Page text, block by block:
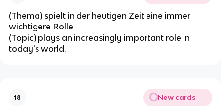
(Thema) spielt in der heutigen Zeit eine immer
wichtigere Rolle.
(Topic) plays an increasingly important role in
today's world.
18 New cards